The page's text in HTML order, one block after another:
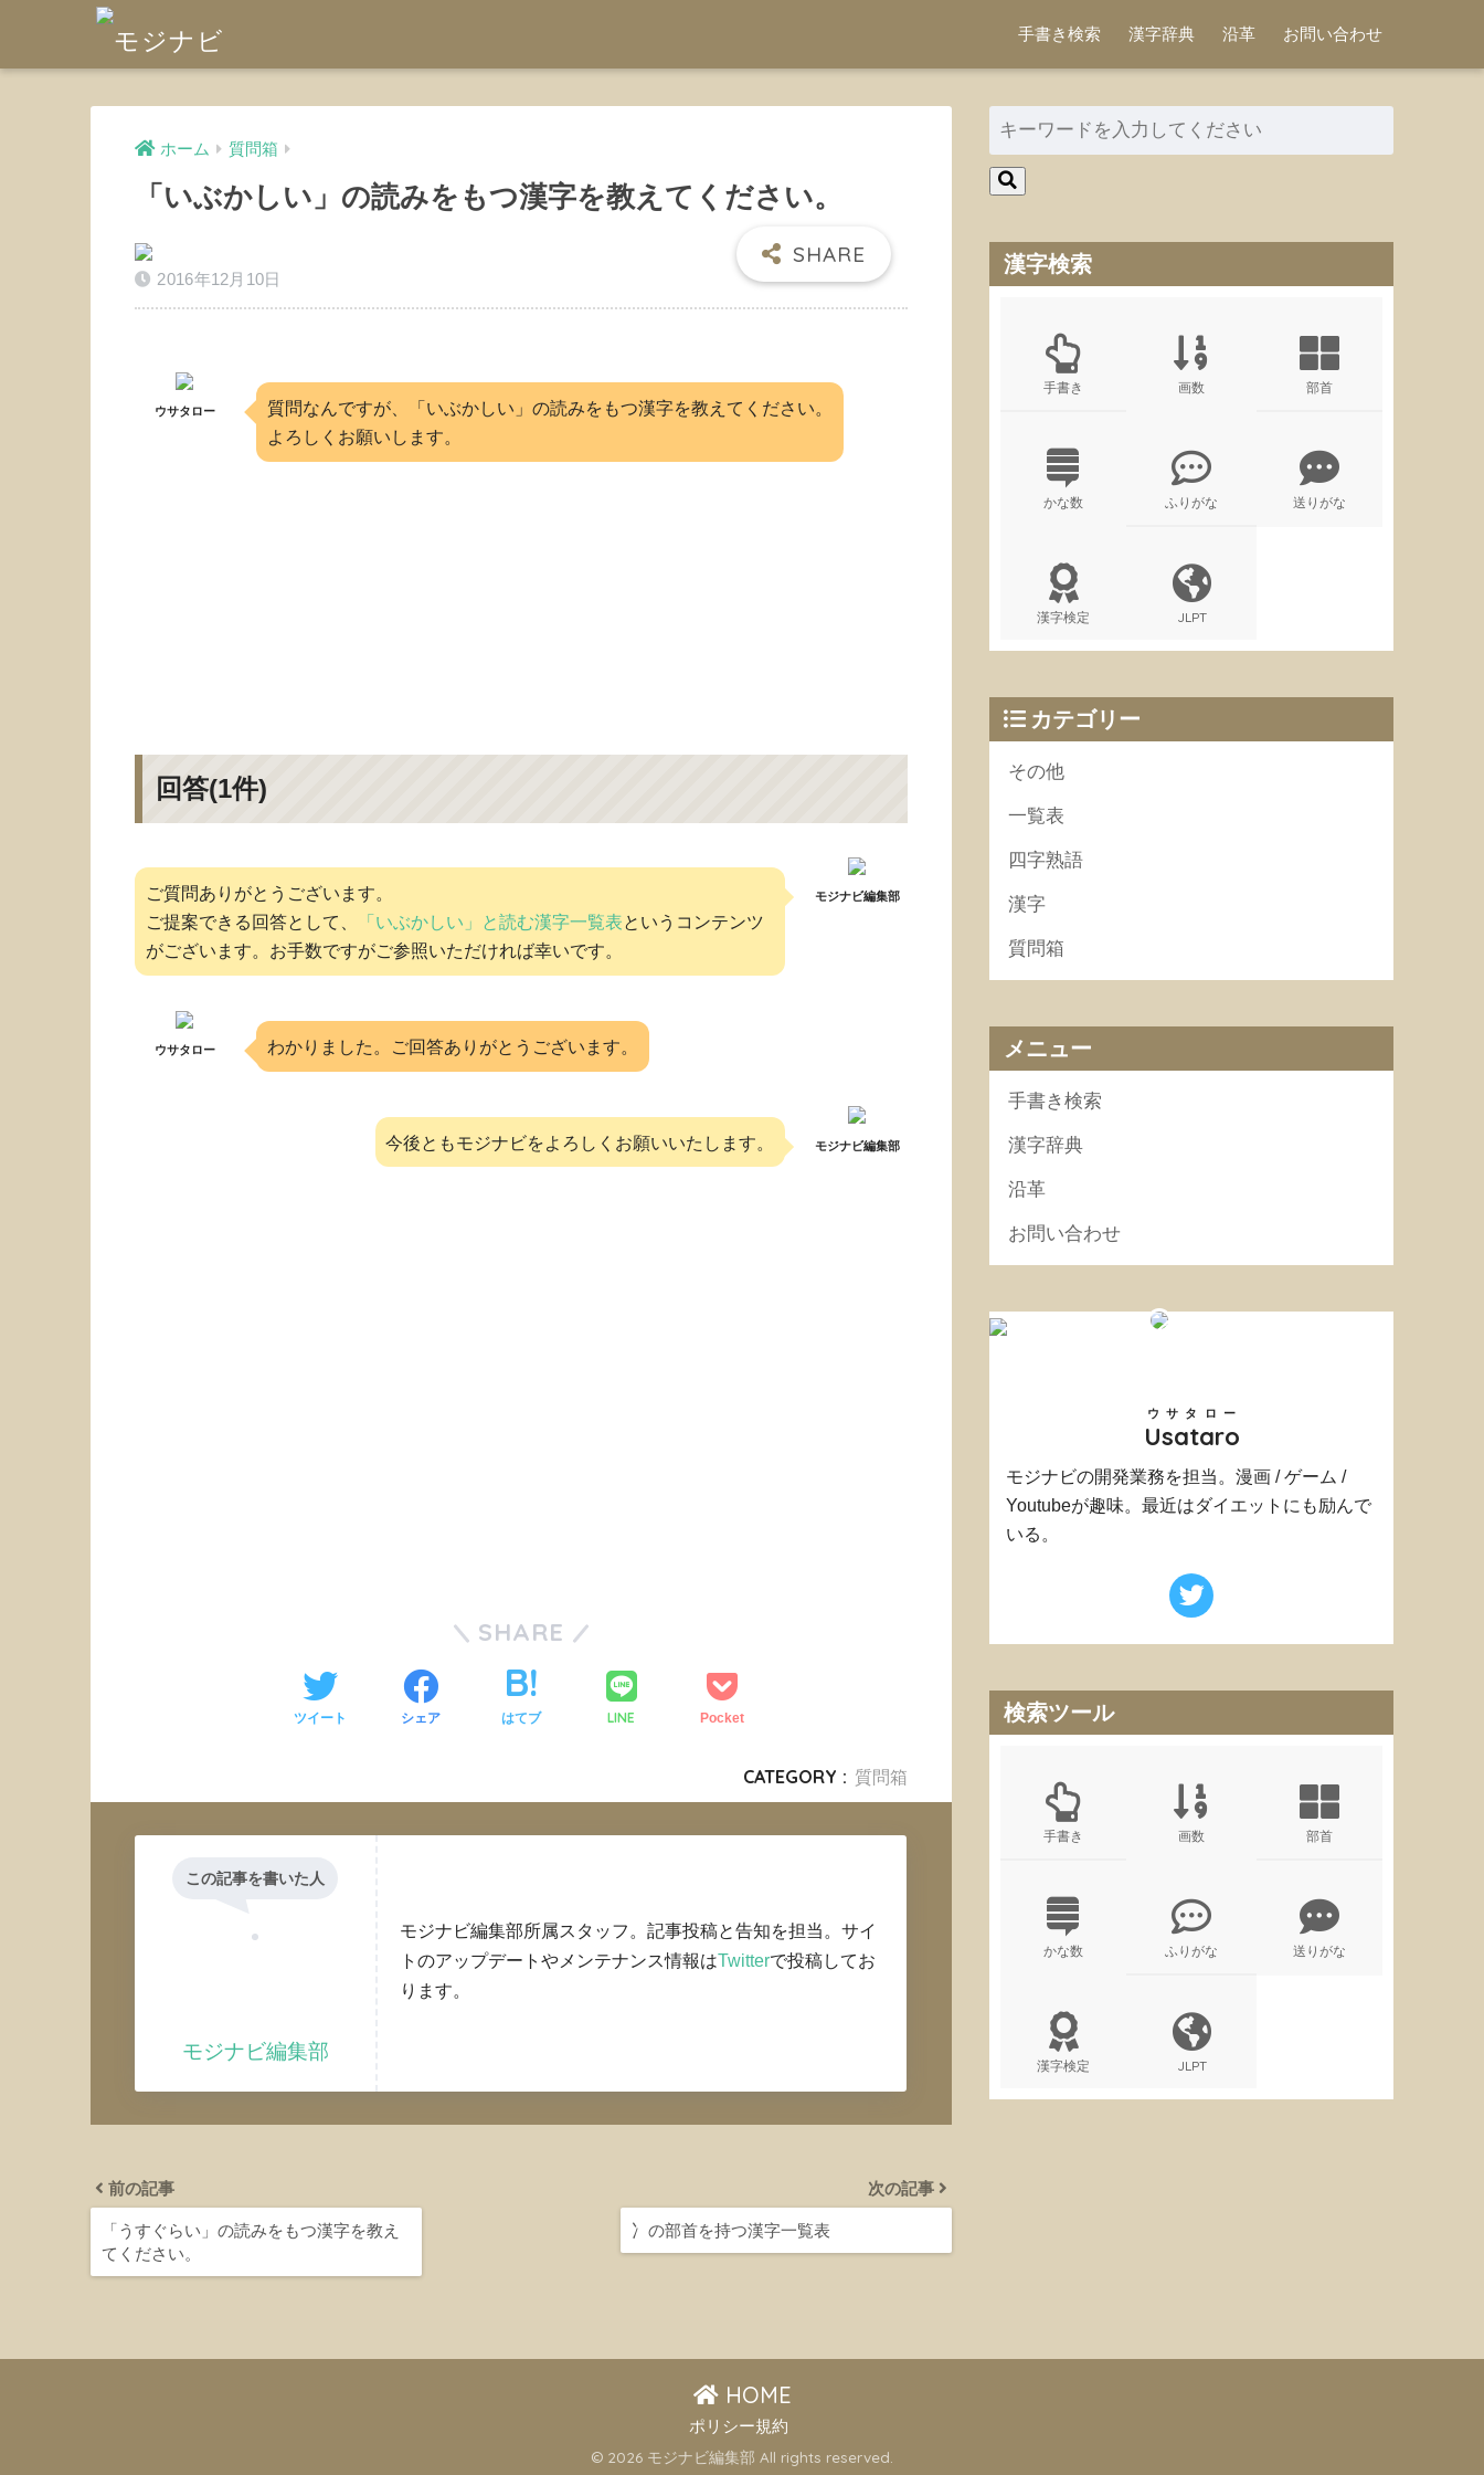
手書き検索 漢字辞典 沿革 お問い合わせ
ホーム 質問箱
「いぶかしい」の読みをもつ漢字を教えてください。
2016年12月10日
ウサタロー
質問なんですが、「いぶかしい」の読みをもつ漢字を教えてください。
よろしくお願いします。
回答(1件)
ご質問ありがとうございます。
ご提案できる回答として、
「いぶかしい」と読む漢字一覧表というコンテンツ
がございます。お手数ですがご参照いただければ幸いです。
モジナビ編集部
ウサタロー わかりました。ご回答ありがとうございます。
今後ともモジナビをよろしくお願いいたします。 モジナビ編集部
SHARE
ツイート シェア はてブ LINE Pocket
CATEGORY : 質問箱
この記事を書いた人
モジナビ編集部
モジナビ編集部所属スタッフ。記事投稿と告知を担当。サイ
トのアップデートやメンテナンス情報はTwitterで投稿してお
ります。
前の記事
「うすぐらい」の読みをもつ漢字を教え
てください。
次の記事
冫の部首を持つ漢字一覧表
漢字検索
手書き 画数 部首
かな数 ふりがな 送りがな
漢字検定 JLPT
カテゴリー
その他
一覧表
四字熟語
漢字
質問箱
メニュー
手書き検索
漢字辞典
沿革
お問い合わせ
Usataro
ウサタロー
モジナビの開発業務を担当。漫画 / ゲーム /
Youtubeが趣味。最近はダイエットにも励んで
いる。
検索ツール
手書き 画数 部首
かな数 ふりがな 送りがな
漢字検定 JLPT
HOME
ポリシー規約
© 2026 モジナビ編集部 All rights reserved.